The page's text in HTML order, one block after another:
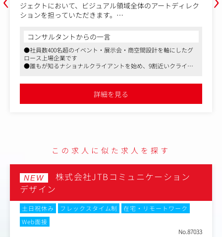
ジェクトにおいて、ビジュアル領域全体のアートディレク
ションを担っていただきます。
つ世界観や魅力をどのように体験として届けるかを考え、
クリエイティブ全体の方向性を設計・推進していただく役
割です。
■具体的には、以下の業務をお任せします。
設計、アートディレクション
・原作、版元のトーン＆マナーやレギュレーションを踏ま
・社内デザイナーや外部制作パートナーへのディレクショ
ン、制作進行・品質管理
・クライアントや版元担当者とのクリエイティブ面での折
衝・提案
・プランナー、プロデューサー、空間デザイナーなどと連
携した体験設計・企画提案
コンサルタントからの一言
●社員数400名超のイベント・展示会・商空間設計を軸にしたグ
ロース上場企業です
●誰もが知るナショナルクライアントを始め、9割近いクライア
●残業代は実働分全額支給、フレックスタイム制と働きやすい制
詳細を見る
この求人に似た求人を探す
NEW
株式会社JTBコミュニケーション
デザイン
土日祝休み フレックスタイム制
在宅・リモートワーク
Web面接
No.87033